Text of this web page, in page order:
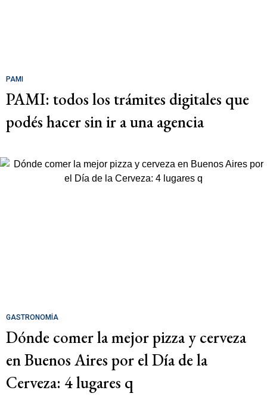
PAMI
PAMI: todos los trámites digitales que
podés hacer sin ir a una agencia
GASTRONOMÍA
Dónde comer la mejor pizza y cerveza
en Buenos Aires por el Día de la
Cerveza: 4 lugares q